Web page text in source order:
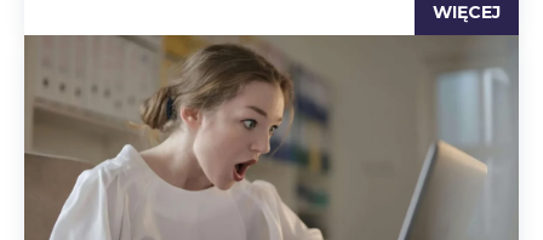
WIĘCEJ